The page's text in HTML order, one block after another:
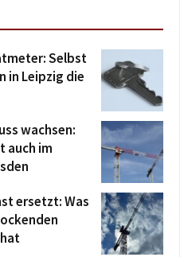
Selbst
in Leipzig die
wachsen:
auch im
ersetzt: Was